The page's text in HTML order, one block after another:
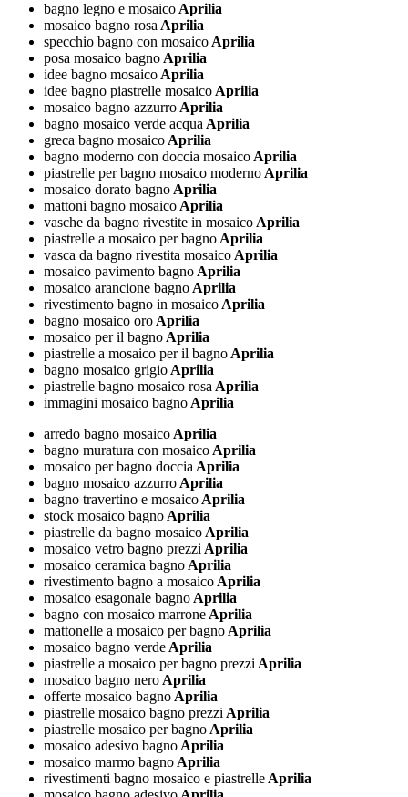
bagno legno e mosaicoAprilia
mosaico bagno rosaAprilia
specchio bagno con mosaicoAprilia
posa mosaico bagnoAprilia
idee bagno mosaicoAprilia
idee bagno piastrelle mosaicoAprilia
mosaico bagno azzurroAprilia
bagno mosaico verde acquaAprilia
greca bagno mosaicoAprilia
bagno moderno con doccia mosaicoAprilia
piastrelle per bagno mosaico modernoAprilia
mosaico dorato bagnoAprilia
mattoni bagno mosaicoAprilia
vasche da bagno rivestite in mosaicoAprilia
piastrelle a mosaico per bagnoAprilia
vasca da bagno rivestita mosaicoAprilia
mosaico pavimento bagnoAprilia
mosaico arancione bagnoAprilia
rivestimento bagno in mosaicoAprilia
bagno mosaico oroAprilia
mosaico per il bagnoAprilia
piastrelle a mosaico per il bagnoAprilia
bagno mosaico grigioAprilia
piastrelle bagno mosaico rosaAprilia
immagini mosaico bagnoAprilia
arredo bagno mosaicoAprilia
bagno muratura con mosaicoAprilia
mosaico per bagno docciaAprilia
bagno mosaico azzurroAprilia
bagno travertino e mosaicoAprilia
stock mosaico bagnoAprilia
piastrelle da bagno mosaicoAprilia
mosaico vetro bagno prezziAprilia
mosaico ceramica bagnoAprilia
rivestimento bagno a mosaicoAprilia
mosaico esagonale bagnoAprilia
bagno con mosaico marroneAprilia
mattonelle a mosaico per bagnoAprilia
mosaico bagno verdeAprilia
piastrelle a mosaico per bagno prezziAprilia
mosaico bagno neroAprilia
offerte mosaico bagnoAprilia
piastrelle mosaico bagno prezziAprilia
piastrelle mosaico per bagnoAprilia
mosaico adesivo bagnoAprilia
mosaico marmo bagnoAprilia
rivestimenti bagno mosaico e piastrelleAprilia